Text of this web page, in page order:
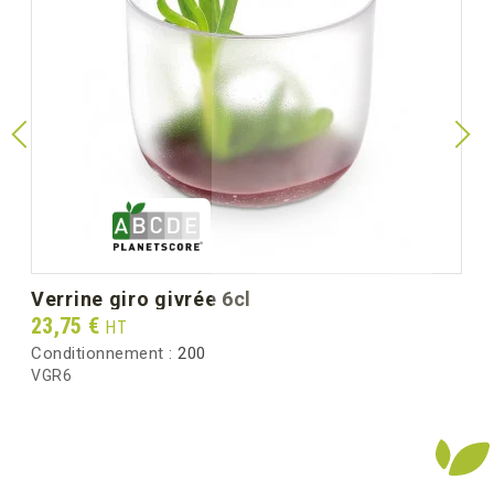
verrine giro givrée 6cl
Prix
23,75 € HT
Conditionnement : 200
VGR6